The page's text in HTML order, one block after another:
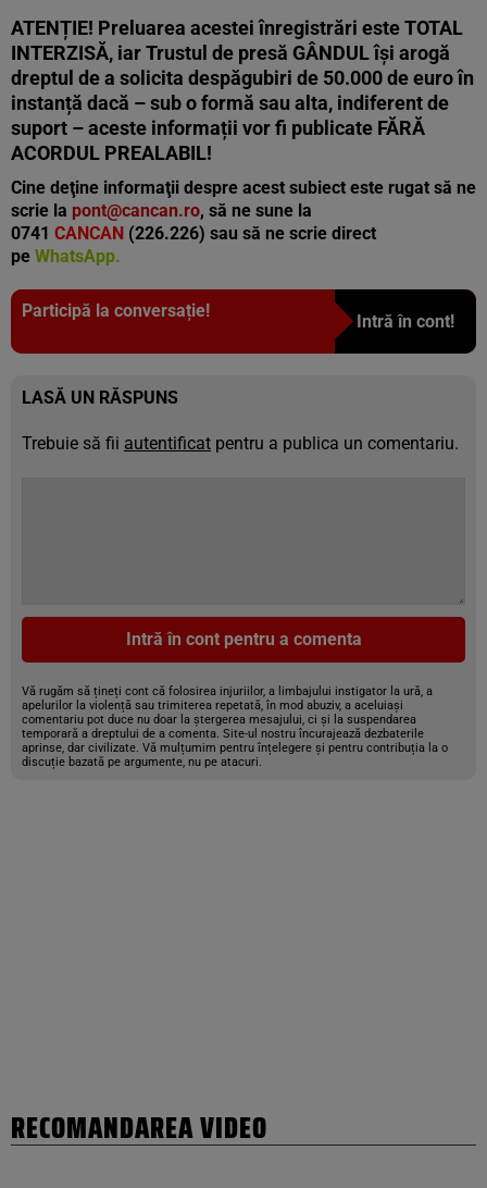
ATENȚIE! Preluarea acestei înregistrări este TOTAL
INTERZISĂ, iar Trustul de presă GÂNDUL își arogă
dreptul de a solicita despăgubiri de 50.000 de euro în
instanță dacă – sub o formă sau alta, indiferent de
suport – aceste informații vor fi publicate FĂRĂ
ACORDUL PREALABIL!
Cine deţine informaţii despre acest subiect este rugat să ne
scrie la pont@cancan.ro, să ne sune la
0741 CANCAN (226.226) sau să ne scrie direct
pe WhatsApp.
Participă la conversație!
Intră în cont!
LASĂ UN RĂSPUNS
Trebuie să fii autentificat pentru a publica un comentariu.
Intră în cont pentru a comenta
Vă rugăm să țineți cont că folosirea injuriilor, a limbajului instigator la ură, a
apelurilor la violență sau trimiterea repetată, în mod abuziv, a aceluiași
comentariu pot duce nu doar la ștergerea mesajului, ci și la suspendarea
temporară a dreptului de a comenta. Site-ul nostru încurajează dezbaterile
aprinse, dar civilizate. Vă mulțumim pentru înțelegere și pentru contribuția la o
discuție bazată pe argumente, nu pe atacuri.
RECOMANDAREA VIDEO